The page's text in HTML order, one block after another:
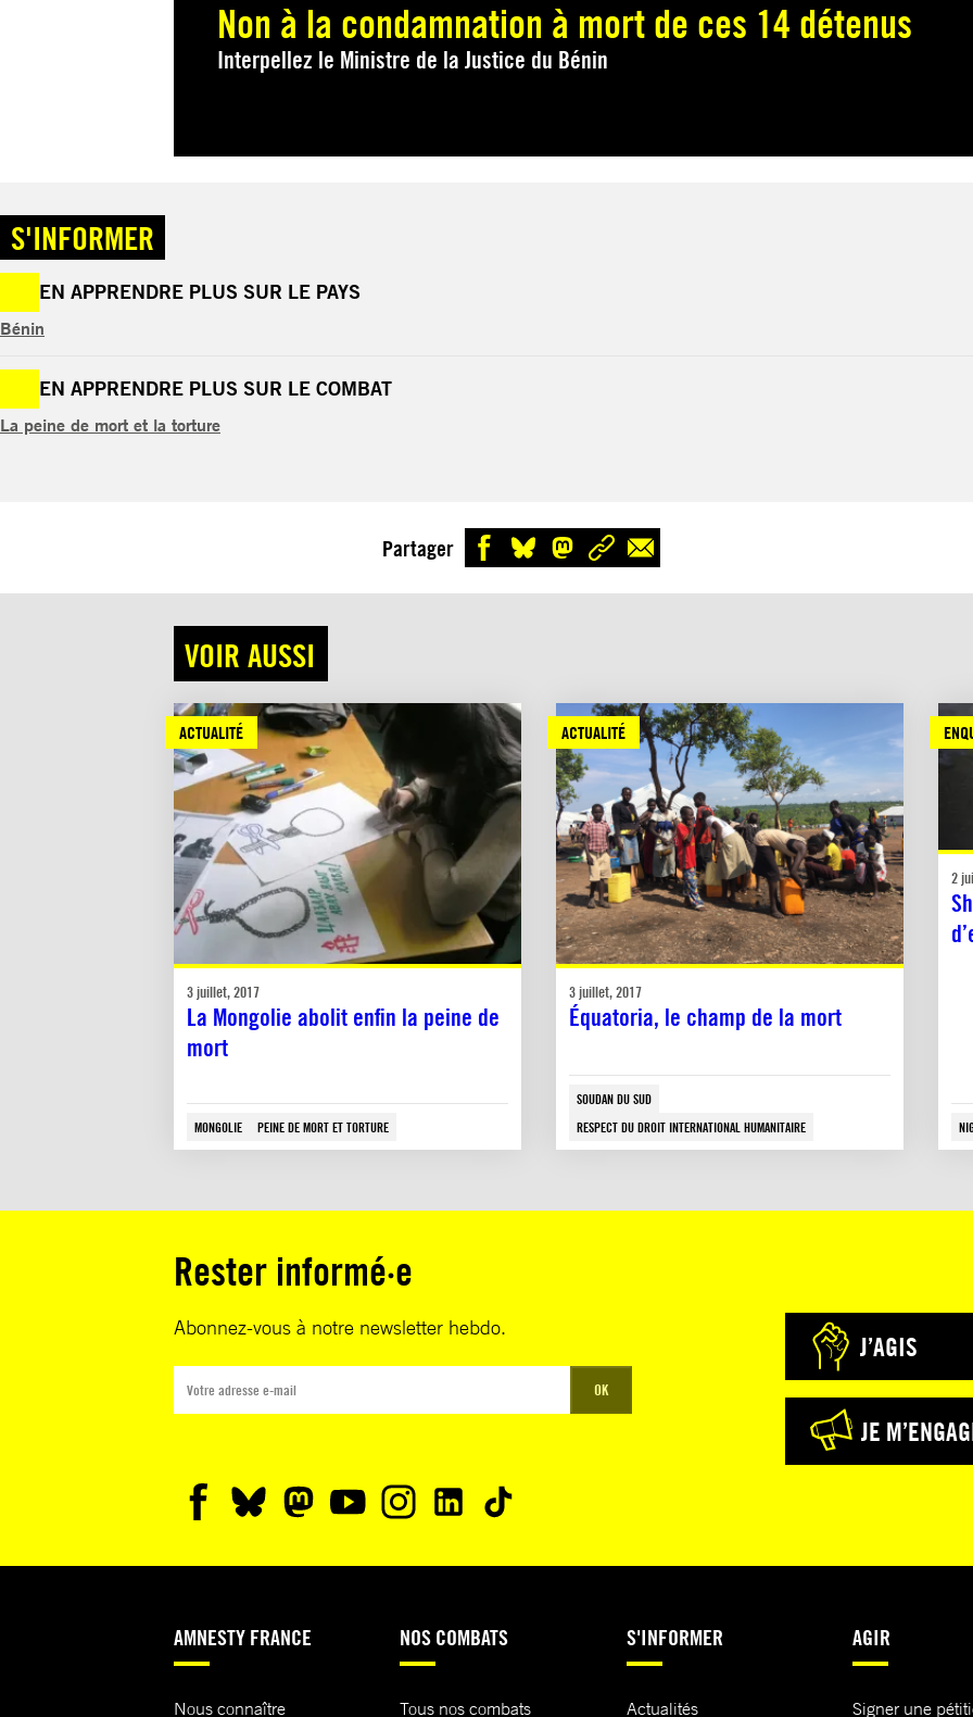
Non à la condamnation à mort de ces 14 détenus
Interpellez le Ministre de la Justice du Bénin
S'INFORMER
EN APPRENDRE PLUS SUR LE PAYS
Bénin
EN APPRENDRE PLUS SUR LE COMBAT
La peine de mort et la torture
Partager
VOIR AUSSI
ACTUALITÉ
3 juillet, 2017
La Mongolie abolit enfin la peine de
mort
MONGOLIE PEINE DE MORT ET TORTURE
ACTUALITÉ
3 juillet, 2017
Équatoria, le champ de la mort
SOUDAN DU SUD
RESPECT DU DROIT INTERNATIONAL HUMANITAIRE
2
Rester informé·e
Abonnez-vous à notre newsletter hebdo.
OK
J’AGIS
JE
AMNESTY FRANCE
Nous connaître
NOS COMBATS
Tous nos combats
S'INFORMER
Actualités
AGIR
Signer une